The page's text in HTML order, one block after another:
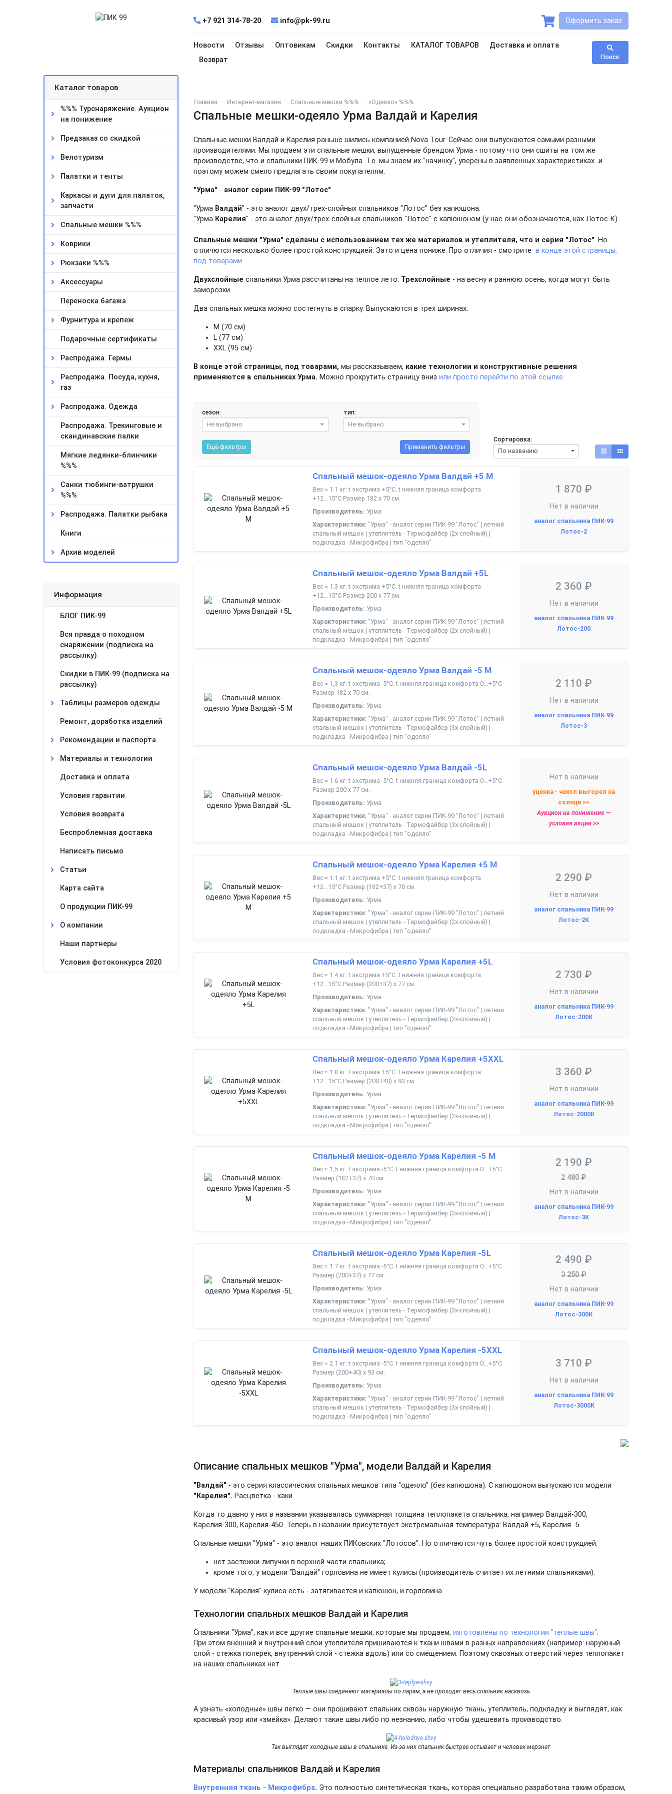
+7 921 314-78-20 info@pk-99.ru Оформить заказ
Новости Отзывы Оптовикам Скидки Контакты КАТАЛОГ ТОВАРОВ
Доставка и оплата
Возврат
Поиск
Каталог товаров
%%% Турснаряжение. Аукцион
на понижение
Предзаказ со скидкой
Велотуризм
Палатки и тенты
Каркасы и дуги для палаток,
запчасти
Спальные мешки %%%
Коврики
Рюкзаки %%%
Аксессуары
Переноска багажа
Фурнитура и крепеж
Подарочные сертификаты
Распродажа. Гермы
Распродажа. Посуда, кухня,
газ
Распродажа. Одежда
Распродажа. Трекинговые и
скандинавские палки
Мягкие ледянки-блинчики
%%%
Санки тюбинги-ватрушки
%%%
Распродажа. Палатки рыбака
Книги
Архив моделей
Информация
БЛОГ ПИК-99
Вся правда о походном
снаряжении (подписка на
рассылку)
Скидки в ПИК-99 (подписка на
рассылку)
Таблицы размеров одежды
Ремонт, доработка изделий
Рекомендации и паспорта
Материалы и технологии
Доставка и оплата
Условия гарантии
Условия возврата
Беспроблемная доставка
Написать письмо
Статьи
Карта сайта
О продукции ПИК-99
О компании
Наши партнеры
Условия фотоконкурса 2020
Главная Интернет-магазин Спальные мешки %%% «Одеяло» %%%
Спальные мешки-одеяло Урма Валдай и Карелия
Спальные мешки Валдай и Карелия раньше шились компанией Nova Tour. Сейчас они выпускаются самыми разными
производителями. Мы продаем эти спальные мешки, выпущенные брендом Урма - потому что они сшиты на том же
производстве, что и спальники ПИК-99 и Мобула. Т.е. мы знаем их "начинку", уверены в заявленных характеристиках и
поэтому можем смело предлагать своим покупателям.
"Урма" - аналог серии ПИК-99 "Лотос"
"Урма Валдай" - это аналог двух/трех-слойных спальников "Лотос" без капюшона.
"Урма Карелия" - это аналог двух/трех-слойных спальников "Лотос" с капюшоном (у нас они обозначаются, как Лотос-К)
Спальные мешки "Урма" сделаны с использованием тех же материалов и утеплителя, что и серия "Лотос". Но
отличются несколько более простой конструкцией. Зато и цена пониже. Про отличия - смотрите в конце этой страницы,
под товарами.
Двухслойные спальники Урма рассчитаны на теплое лето. Трехслойные - на весну и раннюю осень, когда могут быть
заморозки.
Два спальных мешка можно состегнуть в спарку. Выпускаются в трех ширинах:
М (70 см)
L (77 см)
XXL (95 см)
В конце этой страницы, под товарами, мы рассказываем, какие технологии и конструктивные решения
применяются в спальниках Урма. Можно прокрутить страницу вниз или просто перейти по этой ссылке.
сезон:
Не выбрано
тип:
Не выбрано
Ещё фильтры Применить фильтры
Сортировка:
По названию
Спальный мешок-одеяло Урма Валдай +5 М
Вес ≈ 1.1 кг. t экстрима +5°С. t нижняя граница комфорта
+12...15°С Размер 182 х 70 см.
Производитель: Урма
Характеристики: "Урма" - аналог серии ПИК-99 "Лотос" | летний
спальный мешок | утеплитель - Термофайбер (2х-слойный) |
подкладка - Микрофибра | тип "одеяло"
1 870 ₽
Нет в наличии
аналог спальника ПИК-99
Лотос-2
Спальный мешок-одеяло Урма Валдай +5L
Вес ≈ 1.3 кг. t экстрима +5°С. t нижняя граница комфорта
+12...15°С Размер 200 х 77 см.
Производитель: Урма
Характеристики: "Урма" - аналог серии ПИК-99 "Лотос" | летний
спальный мешок | утеплитель - Термофайбер (2х-слойный) |
подкладка - Микрофибра | тип "одеяло"
2 360 ₽
Нет в наличии
аналог спальника ПИК-99
Лотос-200
Спальный мешок-одеяло Урма Валдай -5 М
Вес ≈ 1,3 кг. t экстрима -5°С. t нижняя граница комфорта 0...+5°С
Размер 182 х 70 см.
Производитель: Урма
Характеристики: "Урма" - аналог серии ПИК-99 "Лотос" | летний
спальный мешок | утеплитель - Термофайбер (3х-слойный) |
подкладка - Микрофибра | тип "одеяло"
2 110 ₽
Нет в наличии
аналог спальника ПИК-99
Лотос-3
Спальный мешок-одеяло Урма Валдай -5L
Вес ≈ 1.6 кг. t экстрима -5°С. t нижняя граница комфорта 0...+5°С
Размер 200 х 77 см.
Производитель: Урма
Характеристики: "Урма" - аналог серии ПИК-99 "Лотос" | летний
спальный мешок | утеплитель - Термофайбер (3х-слойный) |
подкладка - Микрофибра | тип "одеяло"
Нет в наличии
уценка - чехол выгорел на
солнце >>
Аукцион на понижение —
условия акции >>
Спальный мешок-одеяло Урма Карелия +5 М
Вес ≈ 1.1 кг. t экстрима +5°С. t нижняя граница комфорта
+12...15°С Размер (182+37) х 70 см.
Производитель: Урма
Характеристики: "Урма" - аналог серии ПИК-99 "Лотос" | летний
спальный мешок | утеплитель - Термофайбер (2х-слойный) |
подкладка - Микрофибра | тип "одеяло"
2 290 ₽
Нет в наличии
аналог спальника ПИК-99
Лотос-2К
Спальный мешок-одеяло Урма Карелия +5L
Вес ≈ 1.4 кг. t экстрима +5°С. t нижняя граница комфорта
+12...15°С Размер (200+37) х 77 см.
Производитель: Урма
Характеристики: "Урма" - аналог серии ПИК-99 "Лотос" | летний
спальный мешок | утеплитель - Термофайбер (2х-слойный) |
подкладка - Микрофибра | тип "одеяло"
2 730 ₽
Нет в наличии
аналог спальника ПИК-99
Лотос-200К
Спальный мешок-одеяло Урма Карелия +5XXL
Вес ≈ 1.8 кг. t экстрима +5°С. t нижняя граница комфорта
+12...15°С Размер (200+40) х 93 см.
Производитель: Урма
Характеристики: "Урма" - аналог серии ПИК-99 "Лотос" | летний
спальный мешок | утеплитель - Термофайбер (2х-слойный) |
подкладка - Микрофибра | тип "одеяло"
3 360 ₽
Нет в наличии
аналог спальника ПИК-99
Лотос-2000К
Спальный мешок-одеяло Урма Карелия -5 М
Вес ≈ 1,5 кг. t экстрима -5°С. t нижняя граница комфорта 0...+5°С
Размер (182+37) х 70 см.
Производитель: Урма
Характеристики: "Урма" - аналог серии ПИК-99 "Лотос" | летний
спальный мешок | утеплитель - Термофайбер (3х-слойный) |
подкладка - Микрофибра | тип "одеяло"
2 190 ₽
2 480 ₽
Нет в наличии
аналог спальника ПИК-99
Лотос-3К
Спальный мешок-одеяло Урма Карелия -5L
Вес ≈ 1.7 кг. t экстрима -5°С. t нижняя граница комфорта 0...+5°С
Размер (200+37) х 77 см.
Производитель: Урма
Характеристики: "Урма" - аналог серии ПИК-99 "Лотос" | летний
спальный мешок | утеплитель - Термофайбер (3х-слойный) |
подкладка - Микрофибра | тип "одеяло"
2 490 ₽
3 250 ₽
Нет в наличии
аналог спальника ПИК-99
Лотос-300К
Спальный мешок-одеяло Урма Карелия -5XXL
Вес ≈ 2.1 кг. t экстрима -5°С. t нижняя граница комфорта 0...+5°С
Размер (200+40) х 93 см.
Производитель: Урма
Характеристики: "Урма" - аналог серии ПИК-99 "Лотос" | летний
спальный мешок | утеплитель - Термофайбер (3х-слойный) |
подкладка - Микрофибра | тип "одеяло"
3 710 ₽
Нет в наличии
аналог спальника ПИК-99
Лотос-3000К
Описание спальных мешков "Урма", модели Валдай и Карелия
"Валдай" - это серия классических спальных мешков типа "одеяло" (без капюшона). С капюшоном выпускаются модели
"Карелия". Расцветка - хаки.
Когда то давно у них в названии указывалась суммарная толщина теплопакета спальника, например Валдай-300,
Карелия-300, Карелия-450. Теперь в названии присутствует экстремальная температура: Валдай +5, Карелия -5.
Спальные мешки "Урма" - это аналог наших ПИКовских "Лотосов". Но отличаются чуть более простой конструкцией:
нет застежки-липучки в верхней части спальника;
кроме того, у модели "Валдай" горловина не имеет кулисы (производитель считает их летними спальниками).
У модели "Карелия" кулиса есть - затягивается и капюшон, и горловина.
Технологии спальных мешков Валдай и Карелия
Спальники "Урма", как и все другие спальные мешки, которые мы продаем, изготовлены по технологии "теплые швы".
При этом внешний и внутренний слои утеплителя пришиваются к ткани швами в разных направлениях (например: наружный
слой - стежка поперек, внутренний слой - стежка вдоль) или со смещением. Поэтому сквозных отверстий через теплопакет
на наших спальниках нет.
Теплые швы соединяют материалы по парам, а не проходят весь спальник насквозь
А узнать «холодные» швы легко — они прошивают спальник сквозь наружную ткань, утеплитель, подкладку и выглядят, как
красивый узор или «змейка». Делают такие швы либо по незнанию, либо чтобы удешевить производство.
Так выглядят холодные швы в спальнике. Из-за них спальник быстрее остывает и человек мерзнет
Материалы спальников Валдай и Карелия
Внутренняя ткань - Микрофибра. Это полностью синтетическая ткань, которая специально разработана таким образом,